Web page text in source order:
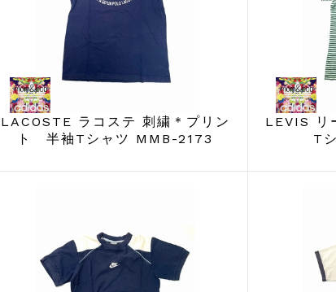
LACOSTE ラコステ 刺繍＊プリン
ト 半袖Tシャツ MMB-2173
LEVIS リ
T